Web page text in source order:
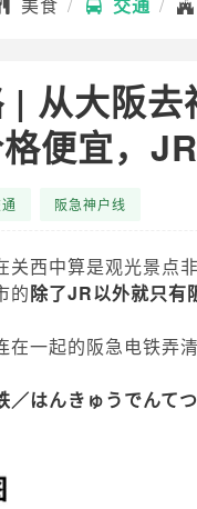
| 从大阪
便宜，
阪急神户线
关西中算是观光景点
的除了JR以外就只有
在一起的阪急电铁弄
はんきゅうでんてつ